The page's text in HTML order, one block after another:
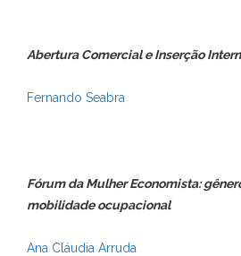
Abertura Comercial e Inserção
Fernando Seabra
Fórum da Mulher Economista:
mobilidade ocupacional
Ana Cláudia Arruda